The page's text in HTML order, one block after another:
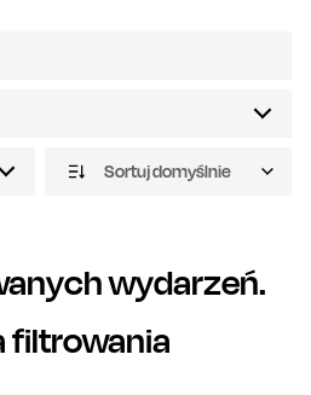
Sortuj domyślnie
wydarzeń.
filtrowania